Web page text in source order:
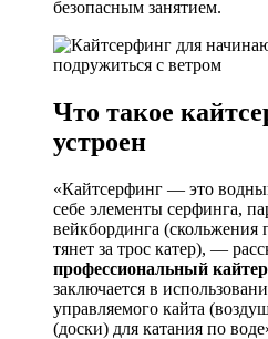
безопасным занятием.
Что такое
устроен
«Кайтсерфинг — это
себе элементы серфинга,
вейкбординга (скольжения
тянет за трос катер), —
профессиональный
заключается в
управляемого кайта
(доски) для катания по